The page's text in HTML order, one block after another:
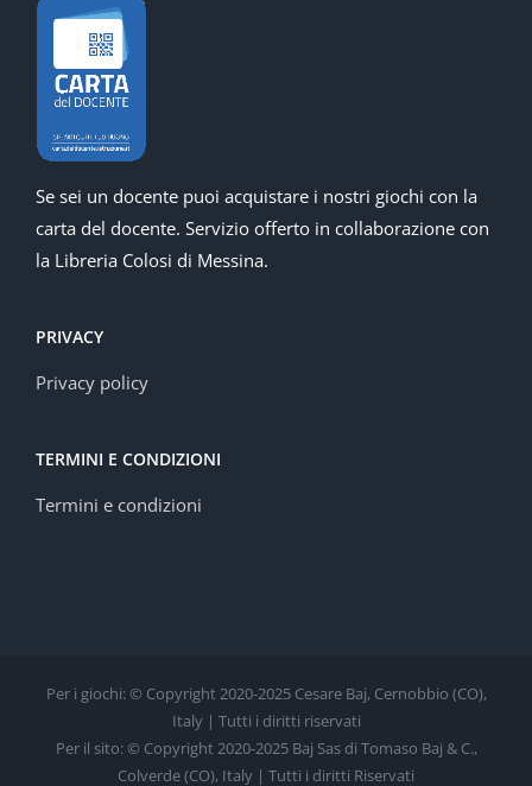
Se sei un docente puoi acquistare i nostri giochi con la
carta del docente. Servizio offerto in collaborazione con
la Libreria Colosi di Messina.
PRIVACY
Privacy policy
TERMINI E CONDIZIONI
Termini e condizioni
Per i giochi: © Copyright 2020-2025 Cesare Baj, Cernobbio (CO),
Italy | Tutti i diritti riservati
Per il sito: © Copyright 2020-2025 Baj Sas di Tomaso Baj & C.,
Colverde (CO), Italy | Tutti i diritti Riservati